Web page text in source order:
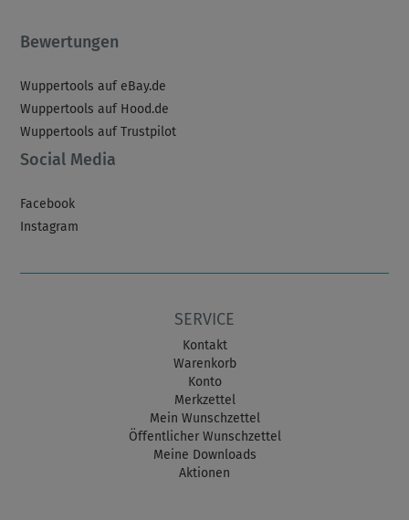
Bewertungen
Wuppertools auf eBay.de
Wuppertools auf Hood.de
Wuppertools auf Trustpilot
Social Media
Facebook
Instagram
SERVICE
Kontakt
Warenkorb
Konto
Merkzettel
Mein Wunschzettel
Öffentlicher Wunschzettel
Meine Downloads
Aktionen